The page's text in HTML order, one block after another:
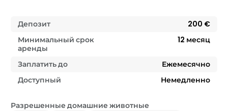
Депозит
200 €
Минимальный срок
аренды
12 месяц
Заплатить до
Ежемесячно
Доступный
Немедленно
Разрешенные домашние животные